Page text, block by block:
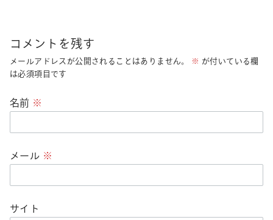
コメントを残す
メールアドレスが公開されることはありません。 ※ が付いている欄
は必須項目です
名前 ※
メール ※
サイト